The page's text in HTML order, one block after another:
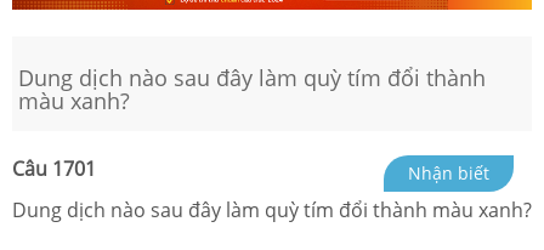
Dung dịch nào sau đây làm quỳ tím đổi thành
màu xanh?
Câu 1701 Nhận biết
Dung dịch nào sau đây làm quỳ tím đổi thành màu xanh?